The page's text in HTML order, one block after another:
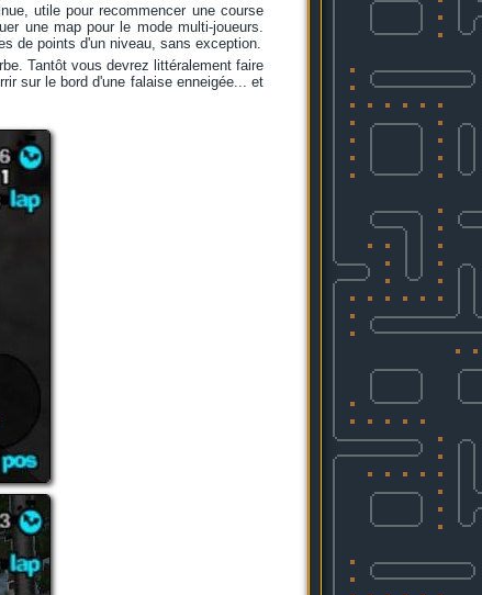
utile pour recommencer une course
une map pour le mode multi-joueurs.
de points d'un niveau, sans exception.
Tantôt vous devrez littéralement faire
sur le bord d'une falaise enneigée... et